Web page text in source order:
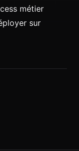
métier
sur